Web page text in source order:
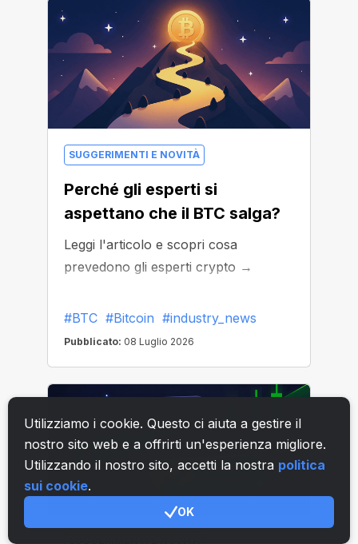
Utilizziamo i cookie. Questo ci aiuta a gestire il
nostro sito web e a offrirti un'esperienza migliore.
Utilizzando il nostro sito, accetti la nostra politica
sui cookie.
OK